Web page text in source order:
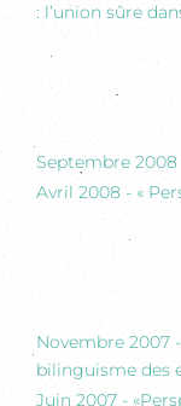
: l’union sûre
Septembre
Avril 2008 - «
Novembre 2007
bilinguisme des
Juin 2007 -